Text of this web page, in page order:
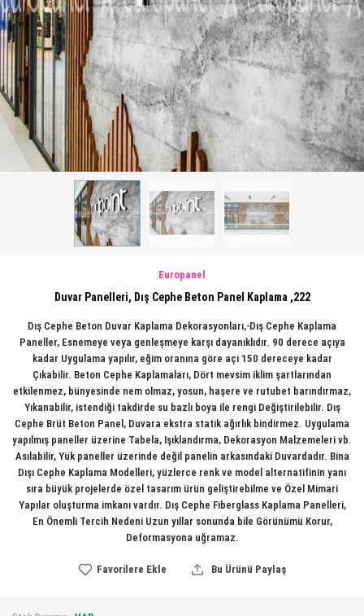
Europanel
Duvar Panelleri, Dış Cephe Beton Panel Kaplama ,222
Dış Cephe Beton Duvar Kaplama Dekorasyonları,-Dış Cephe Kaplama
Paneller, Esnemeye veya genleşmeye karşı dayanıklıdır. 90 derece açıya
kadar Uygulama yapılır, eğim oranına göre açı 150 dereceye kadar
Çıkabilir. Beton Cephe Kaplamaları, Dört mevsim iklim şartlarından
etkilenmez, bünyesinde nem olmaz, yosun, haşere ve rutubet barındırmaz,
Yıkanabilir, istendiği takdirde su bazlı boya ile rengi Değiştirilebilir. Dış
Cephe Brüt Beton Panel, Duvara ekstra statik ağırlık bindirmez. Uygulama
yapılmış paneller üzerine Tabela, Işıklandırma, Dekorasyon Malzemeleri vb.
Asılabilir, Yük paneller üzerinde değil panelin arkasındaki Duvardadır. Bina
Dışı Cephe Kaplama Modelleri, yüzlerce renk ve model alternatifinin yanı
sıra büyük projelerde özel tasarım ürün geliştirebilme ve Özel Mimari
Yapılar oluşturma imkanı vardır. Dış Cephe Fiberglass Kaplama Panelleri,
En Önemli Tercih Nedeni Uzun yıllar sonunda bile Görünümü Korur,
Deformasyona uğramaz.
Favorilere Ekle Bu Ürünü Paylaş